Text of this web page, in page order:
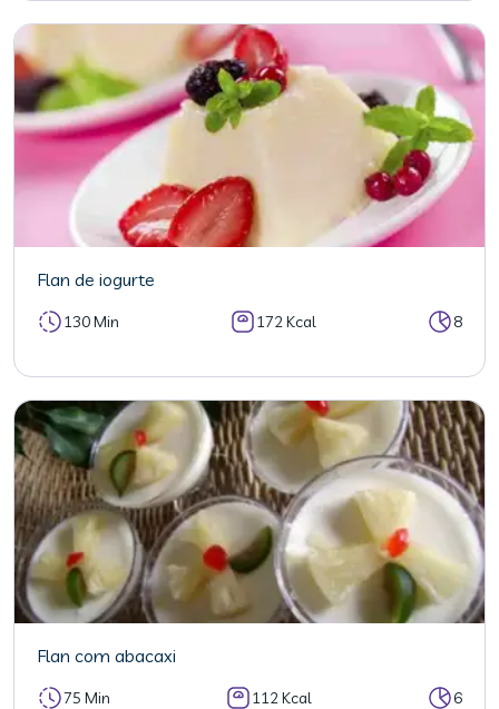
Flan de iogurte
130 Min 172 Kcal 8
Flan com abacaxi
75 Min 112 Kcal 6